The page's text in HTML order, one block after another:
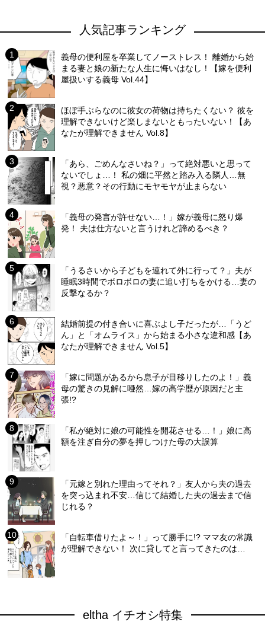
人気記事ランキング
義母の便利屋を卒業してノーストレス！ 離婚から始
まる妻と娘の新たな人生に悔いはなし！【嫁を便利
屋扱いする義母 Vol.44】
ほぼ手ぶらなのに彼女の荷物は持ちたくない？ 彼を
理解できないけど楽しまないともったいない！【あ
なたが理解できません Vol.8】
「あら、ごめんなさいね？」って絶対悪いと思って
ないでしょ…！ 私の畑に平然と踏み入る隣人…無
視？悪意？その行動にモヤモヤが止まらない
「義母の発言が許せない…！」嫁が義母に怒り爆
発！ 夫は仕方ないと言うけれど諦めるべき？
「うるさいから子どもを連れて外に行って？」夫が
睡眠3時間でボロボロの妻に追い打ちをかける…妻の
反撃なるか？
結婚前提の付き合いに喜ぶよし子だったが…「うど
ん」と「オムライス」から始まる小さな違和感【あ
なたが理解できません Vol.5】
「嫁に問題があるから息子が目移りしたのよ！」義
母の驚きの見解に唖然…嫁の高学歴が原因だと主
張!?
「私が絶対に娘の可能性を開花させる…！」娘に高
額を注ぎ自分の夢を押しつけた母の大誤算
「元嫁と別れた理由ってそれ？」友人から夫の過去
を突っ込まれ不安…信じて結婚した夫の過去まで信
じれる？
「自転車借りたよ～！」って勝手に!? ママ友の常識
が理解できない！ 次に貸してと言ってきたのは…
eltha イチオシ特集